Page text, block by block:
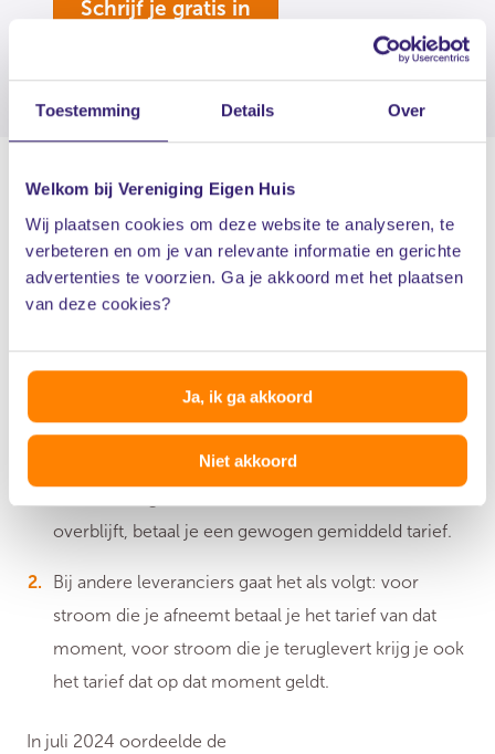
Toestemming Details Over
Welkom bij Vereniging Eigen Huis
Wij plaatsen cookies om deze website te analyseren, te
verbeteren en om je van relevante informatie en gerichte
advertenties te voorzien. Ga je akkoord met het plaatsen
van deze cookies?
Ja, ik ga akkoord
Niet akkoord
Schrijf je gratis in
Salderingsregeling en
variabel energiecontract
met salderen bij eenvariabel energiecontract:
Sommige leveranciers trekken het aantal
teruggeleverde kilowattuur (kWh) op jaarbasis af van
overblijft, betaal je een gewogen gemiddeld tarief.
Bij andere leveranciers gaat het als volgt: voor
stroom die je afneemt betaal je het tarief van dat
moment, voor stroom die je teruglevert krijg je ook
het tarief dat op dat moment geldt.
In juli 2024 oordeelde de